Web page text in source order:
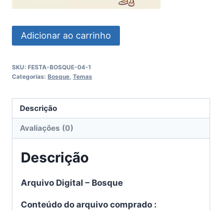
Bosque
quantidade
Adicionar ao carrinho
SKU: FESTA-BOSQUE-04-1
Categorias: Bosque, Temas
Descrição
Avaliações (0)
Descrição
Arquivo Digital – Bosque
Conteúdo do arquivo comprado :